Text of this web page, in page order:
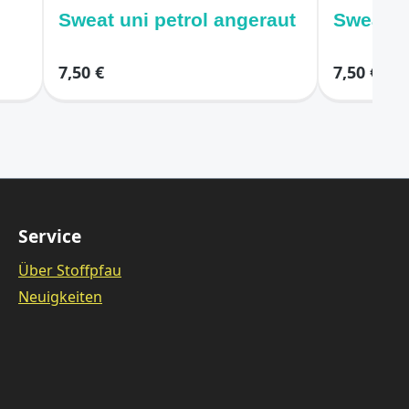
Sweat uni petrol angeraut
7,50 €
Sweat
7,50 €
Service
Über Stoffpfau
Neuigkeiten